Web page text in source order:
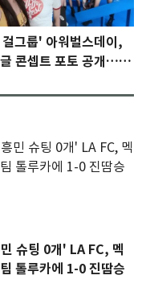
그룹' 아워벌스데이,
콘셉트 포토 공개…청
슈팅 0개' LA FC, 멕
톨루카에 1-0 진땀승